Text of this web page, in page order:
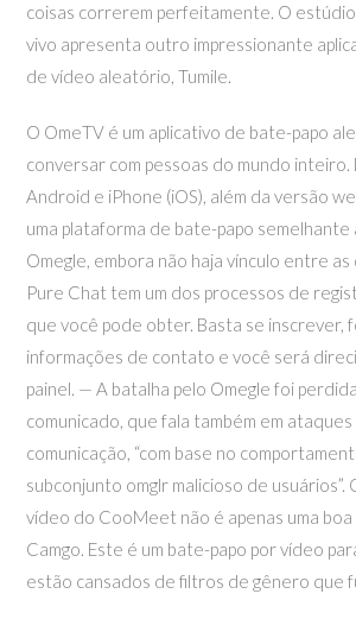
coisas correrem perfeitamente. O
vivo apresenta outro impressionante
de vídeo aleatório, Tumile.
O OmeTV é um aplicativo de bate-papo
conversar com pessoas do mundo inteiro.
Android e iPhone (iOS), além da versão
uma plataforma de bate-papo semelhante
Omegle, embora não haja vínculo entre as
Pure Chat tem um dos processos de
que você pode obter. Basta se inscrever,
informações de contato e você será
painel. — A batalha pelo Omegle foi
comunicado, que fala também em
comunicação, “com base no
subconjunto omglr malicioso de usuários”.
vídeo do CooMeet não é apenas uma
Camgo. Este é um bate-papo por vídeo
estão cansados de filtros de gênero que